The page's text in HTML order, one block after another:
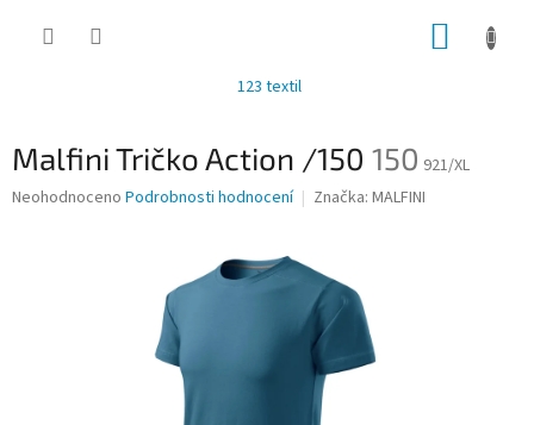
123 textil
Malfini Tričko Action /150 150 921/XL
Průměrné
Neohodnoceno Podrobnosti hodnocení Značka: MALFINI